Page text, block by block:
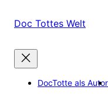
InhaltDoc Tottes Welt
DocTotte als Autor